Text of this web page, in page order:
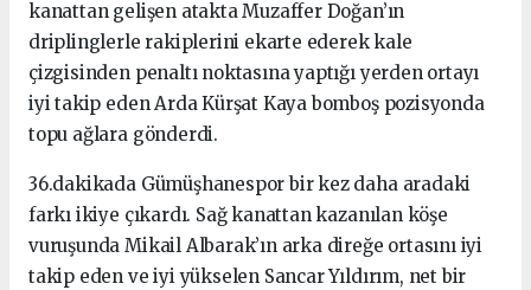
kanattan gelişen atakta Muzaffer Doğan’ın
driplinglerle rakiplerini ekarte ederek kale
çizgisinden penaltı noktasına yaptığı yerden ortayı
iyi takip eden Arda Kürşat Kaya bomboş pozisyonda
topu ağlara gönderdi.
36.dakikada Gümüşhanespor bir kez daha aradaki
farkı ikiye çıkardı. Sağ kanattan kazanılan köşe
vuruşunda Mikail Albarak’ın arka direğe ortasını iyi
takip eden ve iyi yükselen Sancar Yıldırım, net bir